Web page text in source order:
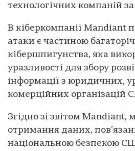
технологічних компаній за
В кіберкомпанії Mandiant
атаки є частиною
кібершпигунства, яка
уразливості для збору
інформації з юридичних,
комерційних організацій
Згідно зі звітом Mandiant,
отримання даних,
національною безпекою